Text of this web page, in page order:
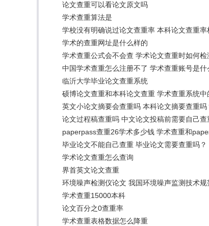
论文查重可以看论文原文吗
学术查重算法是
学校没有明确说过论文查重率 本科论文查重率
学术的查重网址是什么样的
学术查重公式会不会查 学术论文查重时如何检
中国学术查重怎么注册不了 学术查重账号是什
临沂大学毕业论文查重系统
硕博论文查重和本科论文查重 学术查重系统
英文小论文摘要会查重吗 本科论文摘要查重吗
论文过程稿查重吗 中文论文投稿前需要自己查
paperpass查重26学术多少钱 学术查重和
毕业论文不能自己查重 毕业论文需要查重吗？
学术论文查重怎么查询
界首英文论文查重
环境噪声检测仪论文 我国环境噪声监测技术规
学术查重15000本科
论文百分之0查重率
学术查重表格数据怎么降重